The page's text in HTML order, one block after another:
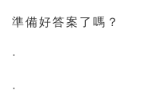
準備好答案了嗎？
·
·